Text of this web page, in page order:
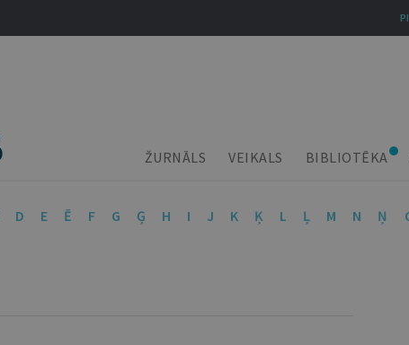
ŽURNĀLS VEIKALS BIBLIOTĒKA
D E Ē F G Ģ H I J K Ķ L Ļ M N Ņ